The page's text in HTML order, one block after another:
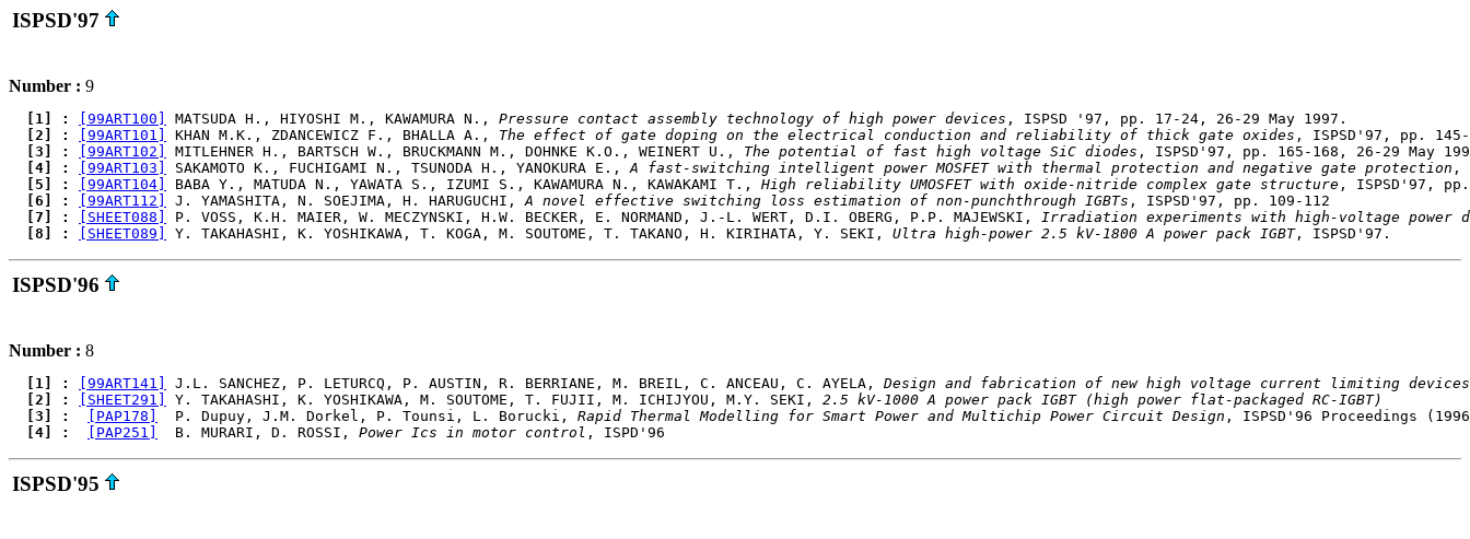
ISPSD'97
Number : 9
  [1] :
[99ART100] MATSUDA H., HIYOSHI M., KAWAMURA N., Pressure contact assembly technology of high power devices
  [2] :
[99ART101] KHAN M.K., ZDANCEWICZ F., BHALLA A., The effect of gate doping on the electrical conduction and reliability of thick gate oxides
  [3] :
[99ART102] MITLEHNER H., BARTSCH W., BRUCKMANN M., DOHNKE K.O., WEINERT U., The potential of fast high voltage SiC diodes
  [4] :
[99ART103] SAKAMOTO K., FUCHIGAMI N., TSUNODA H., YANOKURA E., A fast-switching intelligent power MOSFET with thermal protection and negative gate protection
  [5] :
[99ART104] BABA Y., MATUDA N., YAWATA S., IZUMI S., KAWAMURA N., KAWAKAMI T., High reliability UMOSFET with oxide-nitride complex gate structure
  [6] :
[99ART112] J. YAMASHITA, N. SOEJIMA, H. HARUGUCHI, A novel effective switching loss estimation of non-punchthrough IGBTs
  [7] :
[SHEET088] P. VOSS, K.H. MAIER, W. MECZYNSKI, H.W. BECKER, E. NORMAND, J.-L. WERT, D.I. OBERG, P.P. MAJEWSKI, Irradiation experiments with high-voltage power
  [8] :
[SHEET089] Y. TAKAHASHI, K. YOSHIKAWA, T. KOGA, M. SOUTOME, T. TAKANO, H. KIRIHATA, Y. SEKI, Ultra high-power 2.5 kV-1800 A power pack IGBT
ISPSD'96
Number : 8
  [1] :
[99ART141] J.L. SANCHEZ, P. LETURCQ, P. AUSTIN, R. BERRIANE, M. BREIL, C. ANCEAU, C. AYELA, Design and fabrication of new high voltage current limiting
  [2] :
[SHEET291] Y. TAKAHASHI, K. YOSHIKAWA, M. SOUTOME, T. FUJII, M. ICHIJYOU, M.Y. SEKI, 2.5 kV-1000 A power pack IGBT (high power flat-packaged RC-IGBT)
  [3] :
[PAP178]
  P. Dupuy, J.M. Dorkel, P. Tounsi, L. Borucki,
Rapid Thermal Modelling for Smart Power and Multichip Power Circuit Design
  [4] :
[PAP251]
  B. MURARI, D. ROSSI,
Power Ics in motor control
ISPSD'95